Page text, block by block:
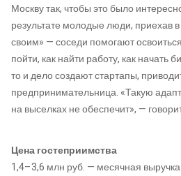
Москву так, чтобы это было
результате молодые люди, приехав
своим» — соседи помогают
пойти, как найти работу, как начать
то и дело создают стартапы,
предпринимательница. «Такую
на выселках не обеспечит», —
Цена гостеприимства
1,4–3,6 млн руб. — месячная